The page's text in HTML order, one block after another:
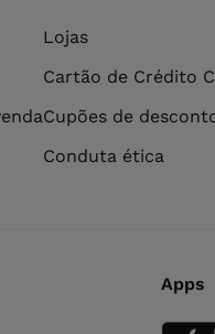
Lojas
Cartão de Crédito
Cupões de
Conduta ética
Apps